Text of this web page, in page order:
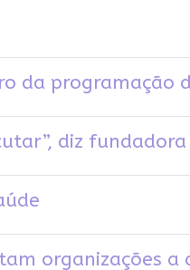
da programação
diz
organizações